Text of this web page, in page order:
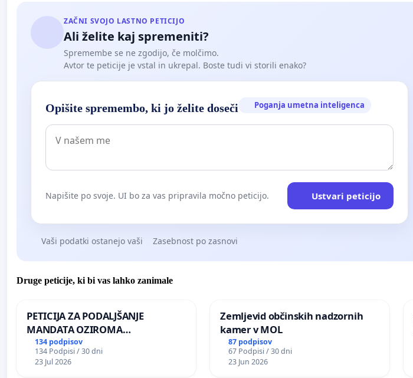
ZAČNI SVOJO LASTNO PETICIJO
Ali želite kaj spremeniti?
Spremembe se ne zgodijo, če molčimo.
Avtor te peticije je vstal in ukrepal. Boste tudi vi storili enako?
Opišite spremembo, ki jo želite doseči Poganja umetna inteligenca
Napišite po svoje. UI bo za vas pripravila močno peticijo. Ustvari peticijo
Vaši podatki ostanejo vaši Zasebnost po zasnovi
Druge peticije, ki bi vas lahko zanimale
PETICIJA ZA PODALJŠANJE
MANDATA OZIROMA
ČIMPREJŠNJO PONOVNO
NAPOTITEV GOSPODA BERNARDA
ŠRAJNERJA NA VELEPOSLANIŠTVO
134 podpisov
134 Podpisi / 30 dni
23 Jul 2026
Zemljevid občinskih nadzornih
kamer v MOL
87 podpisov
67 Podpisi / 30 dni
23 Jun 2026